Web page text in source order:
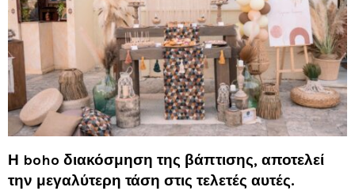
Η boho διακόσμηση της βάπτισης, αποτελεί
την μεγαλύτερη τάση στις τελετές αυτές.